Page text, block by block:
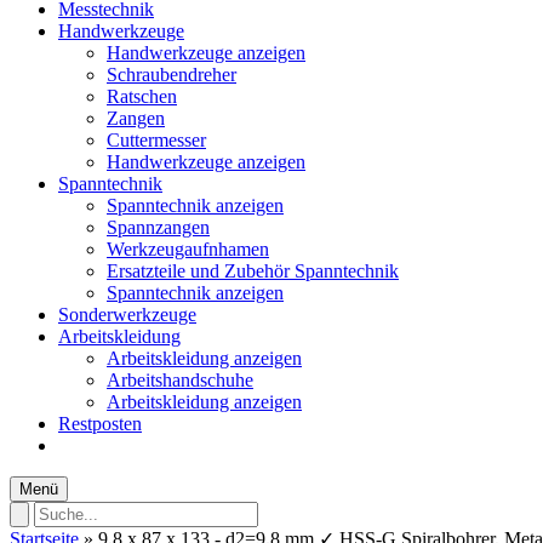
Messtechnik
Handwerkzeuge
Handwerkzeuge anzeigen
Schraubendreher
Ratschen
Zangen
Cuttermesser
Handwerkzeuge anzeigen
Spanntechnik
Spanntechnik anzeigen
Spannzangen
Werkzeugaufnhamen
Ersatzteile und Zubehör Spanntechnik
Spanntechnik anzeigen
Sonderwerkzeuge
Arbeitskleidung
Arbeitskleidung anzeigen
Arbeitshandschuhe
Arbeitskleidung anzeigen
Restposten
Menü
Startseite » 9,8 x 87 x 133 - d2=9,8 mm ✓ HSS-G Spiralbohrer,